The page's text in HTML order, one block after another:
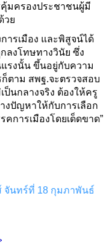
มครองประชาชนผู้มี
วย
ารเมือง และพิสูจน์ได้
กลงโทษทางวินัย ซึ่ง
รงนั้น ขึ้นอยู่กับความ
ก็ตาม สพฐ.จะตรวจสอบ
ป็นกลางจริง ต้องให้ครู
งปัญหาให้กับการเลือก
การเมืองโดยเด็ดขาด”
จันทร์ที่ 18 กุมภาพันธ์